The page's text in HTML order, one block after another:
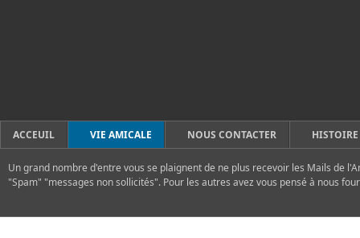
ACCEUIL VIE AMICALE NOUS CONTACTER
Un grand nombre d'entre vous se plaignent de ne plus recevoir les Mails de
"Spam" "messages non sollicités". Pour les autres avez vous pensé à nous